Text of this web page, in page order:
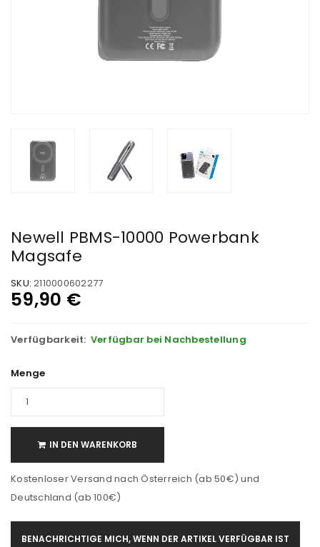
Newell PBMS-10000 Powerbank
Magsafe
SKU: 2110000602277
59,90 €
Verfügbarkeit: Verfügbar bei Nachbestellung
Menge
IN DEN WARENKORB
Kostenloser Versand nach Österreich (ab 50€) und
Deutschland (ab 100€)
BENACHRICHTIGE MICH, WENN DER ARTIKEL VERFÜGBAR IST